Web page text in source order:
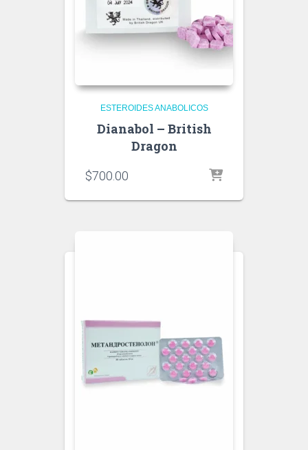
ESTEROIDES ANABOLICOS
Dianabol – British
Dragon
$700.00